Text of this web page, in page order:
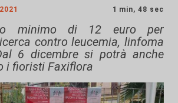
1 min, 48 sec
minimo di 12 euro per
contro leucemia, linfoma
6 dicembre si potrà anche
i fioristi Faxiflora